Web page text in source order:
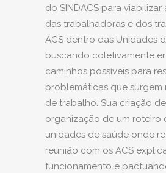
do SINDACS para
das trabalhadoras e dos
ACS dentro das Unidades
buscando coletivamente
caminhos possíveis para
problemáticas que surgem
de trabalho. Sua criação
organização de um roteiro
unidades de saúde onde
reunião com os ACS
funcionamento e